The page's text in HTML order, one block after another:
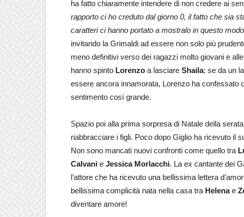
ha fatto chiaramente intendere di non credere ai
rapporto ci ho creduto dal giorno 0, il fatto che sia
caratteri ci hanno portato a mostralo in questo modo
invitando la Grimaldi ad essere non solo più
meno definitivi verso dei ragazzi molto giovani e
hanno spinto Lorenzo a lasciare Shaila; se da un
essere ancora innamorata, Lorenzo ha confessato
sentimento così grande.
Spazio poi alla prima sorpresa di Natale della
riabbracciare i figli. Poco dopo Giglio ha ricevuto il
Non sono mancati nuovi confronti come quello tra
Calvani e Jessica Morlacchi. La ex cantante dei
l’attore che ha ricevuto una bellissima lettera
bellissima complicità nata nella casa tra Helenae
diventare amore!